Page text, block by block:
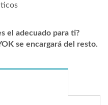
el adecuado para ti?
se encargará del resto.